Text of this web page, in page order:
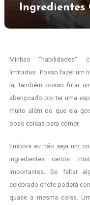
Ingredientes
Minhas “habilidades”
limitadas. Posso fazer um
la; também posso fritar
abençoado por ter uma
muito além do que ela
boas coisas para comer.
Embora eu não seja um
ingredientes certos
importantes. Se faltar
celebrado chefe poderá
quase a mesma coisa.